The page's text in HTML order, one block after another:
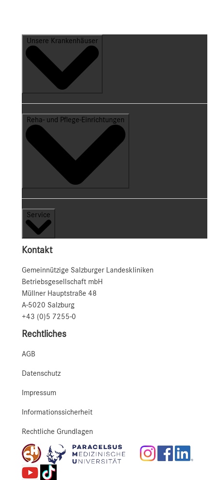
Unsere Krankenhäuser
Reha- und Pflege-Einrichtungen
Service
Kontakt
Gemeinnützige Salzburger Landeskliniken
Betriebsgesellschaft mbH
Müllner Hauptstraße 48
A-5020 Salzburg
+43 (0)5 7255-0
Rechtliches
AGB
Datenschutz
Impressum
Informationssicherheit
Rechtliche Grundlagen